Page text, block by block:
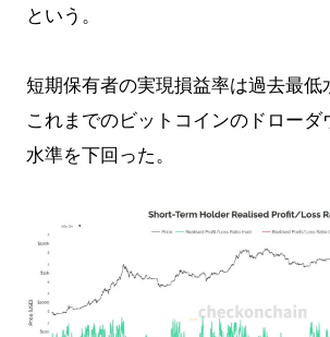
という。
短期保有者の実現損益率は過去最低
これまでのビットコインのドローダ
水準を下回った。